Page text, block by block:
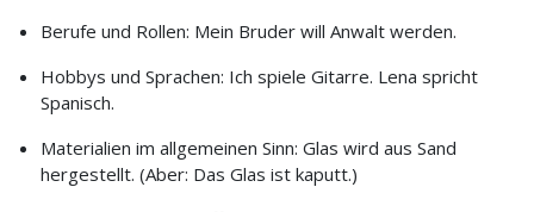
Berufe und Rollen: Mein Bruder will Anwalt werden.
Hobbys und Sprachen: Ich spiele Gitarre. Lena spricht
Spanisch.
Materialien im allgemeinen Sinn: Glas wird aus Sand
hergestellt. (Aber: Das Glas ist kaputt.)